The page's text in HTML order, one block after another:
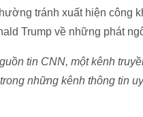
tránh xuất hiện công
Trump về những phát
tin CNN, một kênh
những kênh thông tin